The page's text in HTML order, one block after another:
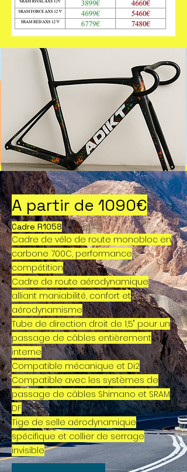
A partir de 1090€
Cadre R1058
Cadre de vélo de route monobloc en
carbone 700C, performance
compétition
Cadre de route aérodynamique
alliant maniabilité, confort et
aérodynamisme
Tube de direction droit de 1,5" pour un
passage de câbles entièrement
interne
Compatible mécanique et Di2
Compatible avec les systèmes de
passage de câbles Shimano et SRAM
DF
Tige de selle aérodynamique
spécifique et collier de serrage
invisible